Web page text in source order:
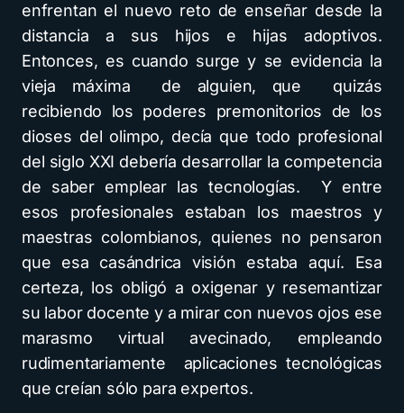
enfrentan el nuevo reto de enseñar desde la
distancia a sus hijos e hijas adoptivos.
Entonces, es cuando surge y se evidencia la
vieja máxima de alguien, que quizás
recibiendo los poderes premonitorios de los
dioses del olimpo, decía que todo profesional
del siglo XXI debería desarrollar la competencia
de saber emplear las tecnologías. Y entre
esos profesionales estaban los maestros y
maestras colombianos, quienes no pensaron
que esa casándrica visión estaba aquí. Esa
certeza, los obligó a oxigenar y resemantizar
su labor docente y a mirar con nuevos ojos ese
marasmo virtual avecinado, empleando
rudimentariamente aplicaciones tecnológicas
que creían sólo para expertos.